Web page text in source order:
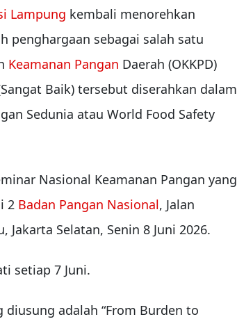
Lampung kembali menorehkan
penghargaan sebagai salah satu
Keamanan Pangan Daerah (OKKPD)
Baik) tersebut diserahkan dalam
Sedunia atau World Food Safety
Nasional Keamanan Pangan yang
2 Badan Pangan Nasional, Jalan
Jakarta Selatan, Senin 8 Juni 2026.
setiap 7 Juni.
adalah “From Burden to